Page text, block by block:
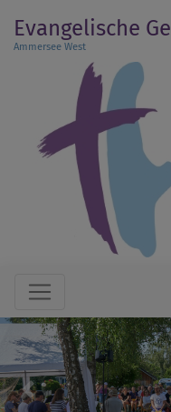
zum
Inhalt
Evangelische
Ammersee West
Previous